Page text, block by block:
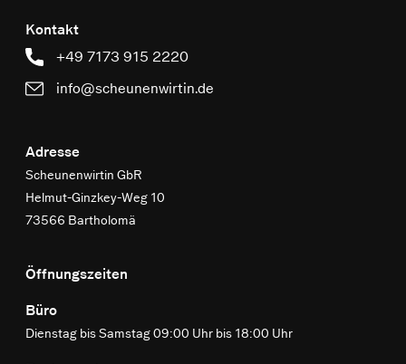
Kontakt
+49 7173 915 2220
info@scheunenwirtin.de
Adresse
Scheunenwirtin GbR
Helmut-Ginzkey-Weg 10
73566 Bartholomä
Öffnungszeiten
Büro
Dienstag bis Samstag 09:00 Uhr bis 18:00 Uhr